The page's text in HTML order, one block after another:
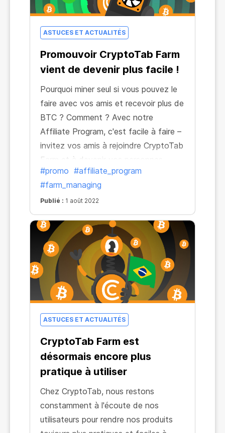
ASTUCES ET ACTUALITÉS
Promouvoir CryptoTab Farm
vient de devenir plus facile !
Pourquoi miner seul si vous pouvez le
faire avec vos amis et recevoir plus de
BTC ? Comment ? Avec notre
Affiliate Program, c'est facile à faire –
invitez vos amis à rejoindre CryptoTab
Farm et à devenir vos personnes
parrainées afin de recevoir un bonus
égal à 15 % de leur minage, tandis
qu'ils profitent d'une remise spéciale !
#promo #affiliate_program
#farm_managing
Publié : 1 août 2022
ASTUCES ET ACTUALITÉS
CryptoTab Farm est
désormais encore plus
pratique à utiliser
Chez CryptoTab, nous restons
constamment à l'écoute de nos
utilisateurs pour rendre nos produits